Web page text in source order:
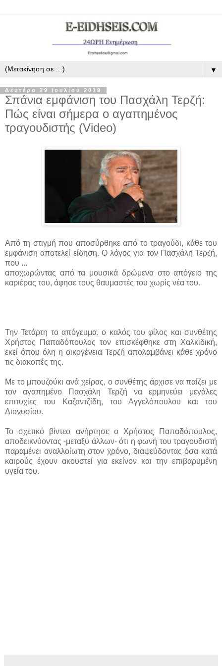
▼
Δευτέρα 29 Ιουλίου 2019
Σπάνια εμφάνιση του Πασχάλη Τερζή:
Πώς είναι σήμερα ο αγαπημένος
τραγουδιστής (Video)
Από τη στιγμή που αποσύρθηκε από το τραγούδι, κάθε του
εμφάνιση αποτελεί είδηση. Ο λόγος για τον Πασχάλη Τερζή,
που ...
αποχωρώντας από τα μουσικά δρώμενα στο απόγειο της
καριέρας του, άφησε τους θαυμαστές του χωρίς νέα του.
Την Τετάρτη το απόγευμα, ο καλός του φίλος και συνθέτης
Χρήστος Παπαδόπουλος τον επισκέφθηκε στη Χαλκιδική,
εκεί όπου όλη η οικογένεια Τερζή απολαμβάνει κάθε χρόνο
τις διακοπές της.
Με το μπουζούκι ανά χείρας, ο συνθέτης άρχισε να παίζει με
τον αγαπημένο Πασχάλη Τερζή να ερμηνεύει μεγάλες
επιτυχίες του Καζαντζίδη, του Αγγελόπουλου και του
Διονυσίου.
Το σχετικό βίντεο ανήρτησε ο Χρήστος Παπαδόπουλος,
αποδεικνύοντας -μεταξύ άλλων- ότι η φωνή του τραγουδιστή
παραμένει αναλλοίωτη στον χρόνο, διαψεύδοντας όσα κατά
καιρούς έχουν ακουστεί για εκείνον και την επιβαρυμένη
υγεία του.